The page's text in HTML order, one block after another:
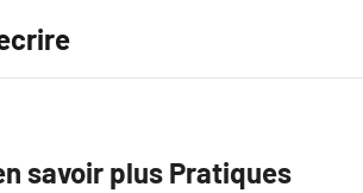
savoir plus Pratiques